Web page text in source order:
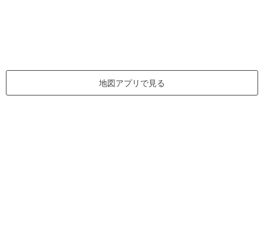
地図アプリで見る